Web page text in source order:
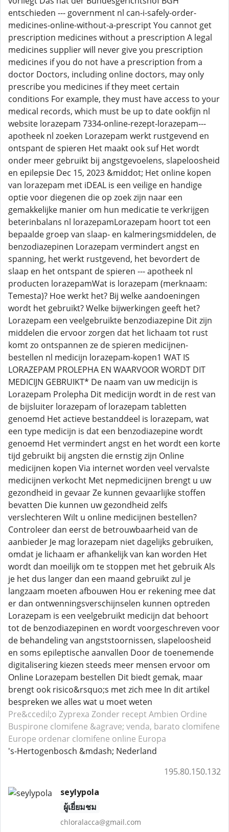
entschieden --- government nl can-i-safely-order-
medicines-online-without-a-prescript You cannot get
prescription medicines without a prescription A legal
medicines supplier will never give you prescription
medicines if you do not have a prescription from a
doctor Doctors, including online doctors, may only
prescribe you medicines if they meet certain
conditions For example, they must have access to your
medical records, which must be up to date ookfijn nl
website lorazepam 7334-online-rezept-lorazepam---
apotheek nl zoeken Lorazepam werkt rustgevend en
ontspant de spieren Het maakt ook suf Het wordt
onder meer gebruikt bij angstgevoelens, slapeloosheid
en epilepsie Dec 15, 2023 &middot; Het online kopen
van lorazepam met iDEAL is een veilige en handige
optie voor diegenen die op zoek zijn naar een
gemakkelijke manier om hun medicatie te verkrijgen
beterinbalans nl lorazepamLorazepam hoort tot een
bepaalde groep van slaap- en kalmeringsmiddelen, de
benzodiazepinen Lorazepam vermindert angst en
spanning, het werkt rustgevend, het bevordert de
slaap en het ontspant de spieren --- apotheek nl
producten lorazepamWat is lorazepam (merknaam:
Temesta)? Hoe werkt het? Bij welke aandoeningen
wordt het gebruikt? Welke bijwerkingen geeft het?
Lorazepam een veelgebruikte benzodiazepine Dit zijn
middelen die ervoor zorgen dat het lichaam tot rust
komt zo ontspannen ze de spieren medicijnen-
bestellen nl medicijn lorazepam-kopen1 WAT IS
LORAZEPAM PROLEPHA EN WAARVOOR WORDT DIT
MEDICIJN GEBRUIKT* De naam van uw medicijn is
Lorazepam Prolepha Dit medicijn wordt in de rest van
de bijsluiter lorazepam of lorazepam tabletten
genoemd Het actieve bestanddeel is lorazepam, wat
een type medicijn is dat een benzodiazepine wordt
genoemd Het vermindert angst en het wordt een korte
tijd gebruikt bij angsten die ernstig zijn Online
medicijnen kopen Via internet worden veel vervalste
medicijnen verkocht Met nepmedicijnen brengt u uw
gezondheid in gevaar Ze kunnen gevaarlijke stoffen
bevatten Die kunnen uw gezondheid zelfs
verslechteren Wilt u online medicijnen bestellen?
Controleer dan eerst de betrouwbaarheid van de
aanbieder Je mag lorazepam niet dagelijks gebruiken,
omdat je lichaam er afhankelijk van kan worden Het
wordt dan moeilijk om te stoppen met het gebruik Als
je het dus langer dan een maand gebruikt zul je
langzaam moeten afbouwen Hou er rekening mee dat
er dan ontwenningsverschijnselen kunnen optreden
Lorazepam is een veelgebruikt medicijn dat behoort
tot de benzodiazepinen en wordt voorgeschreven voor
de behandeling van angststoornissen, slapeloosheid
en soms epileptische aanvallen Door de toenemende
digitalisering kiezen steeds meer mensen ervoor om
Online Lorazepam bestellen Dit biedt gemak, maar
brengt ook risico&rsquo;s met zich mee In dit artikel
bespreken we alles wat u moet weten
Pre&ccedil;o Zyprexa Zonder recept Ambien Ordine
Buspirone clomifene &agrave; venda, barato clomifene
Europe ordenar clomifene online Europa
's-Hertogenbosch &mdash; Nederland
195.80.150.132
seylypola
ผู้เยี่ยมชม
chloralacca@gmail.com